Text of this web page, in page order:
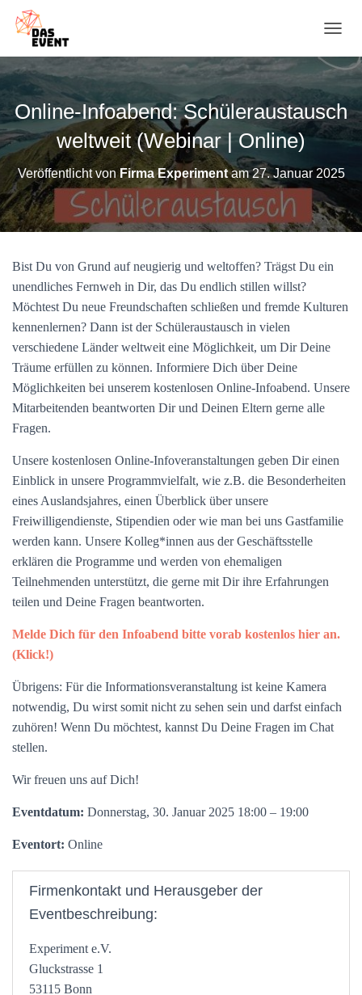
A
V
G
A
N
M
S
A
Online-Infoabend: Schüleraustausch
weltweit (Webinar | Online)
Veröffentlicht vonFirma Experimentam27. Januar 2025
Bist Du von Grund auf neugierig und weltoffen? Trägst Du ein
unendliches Fernweh in Dir, das Du endlich stillen willst?
Möchtest Du neue Freundschaften schließen und fremde Kulturen
kennenlernen? Dann ist der Schüleraustausch in vielen
verschiedene Länder weltweit eine Möglichkeit, um Dir Deine
Träume erfüllen zu können. Informiere Dich über Deine
Möglichkeiten bei unserem kostenlosen Online-Infoabend. Unsere
Mitarbeitenden beantworten Dir und Deinen Eltern gerne alle
Fragen.
Unsere kostenlosen Online-Infoveranstaltungen geben Dir einen
Einblick in unsere Programmvielfalt, wie z.B. die Besonderheiten
eines Auslandsjahres, einen Überblick über unsere
Freiwilligendienste, Stipendien oder wie man bei uns Gastfamilie
werden kann. Unsere Kolleg*innen aus der Geschäftsstelle
erklären die Programme und werden von ehemaligen
Teilnehmenden unterstützt, die gerne mit Dir ihre Erfahrungen
teilen und Deine Fragen beantworten.
Melde Dich für den Infoabend bitte vorab kostenlos hier an.
(Klick!)
Übrigens: Für die Informationsveranstaltung ist keine Kamera
notwendig, Du wirst somit nicht zu sehen sein und darfst einfach
zuhören! Wenn Du möchtest, kannst Du Deine Fragen im Chat
stellen.
Wir freuen uns auf Dich!
Eventdatum: Donnerstag, 30. Januar 2025 18:00 – 19:00
Eventort: Online
Firmenkontakt und Herausgeber der
Eventbeschreibung:
Experiment e.V.
Gluckstrasse 1
53115 Bonn